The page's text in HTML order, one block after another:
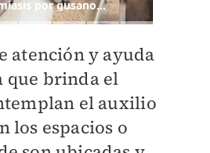
atención y ayuda
brinda el
el auxilio
los espacios o